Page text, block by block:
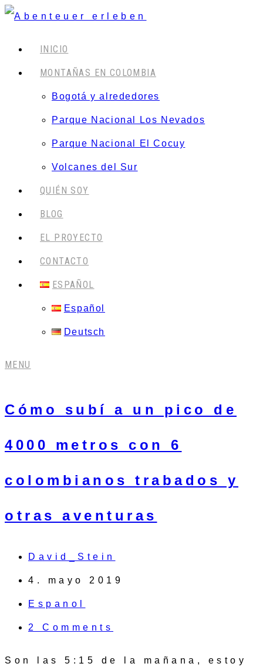
INICIO
MONTAÑAS EN COLOMBIA
Bogotá y alrededores
Parque Nacional Los Nevados
Parque Nacional El Cocuy
Volcanes del Sur
QUIÉN SOY
BLOG
EL PROYECTO
CONTACTO
ESPAÑOL
Español
Deutsch
MENU
Cómo subí a un pico de
4000 metros con 6
colombianos trabados y
otras aventuras
David_Stein
4. mayo 2019
Espanol
2 Comments
Son las 5:15 de la mañana, estoy